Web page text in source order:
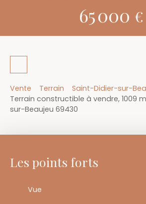
65 000 €
Vente Terrain
Saint-Didier-sur-
Terrain constructible à vendre, 1009
sur-Beaujeu 69430
Les points forts
Vue